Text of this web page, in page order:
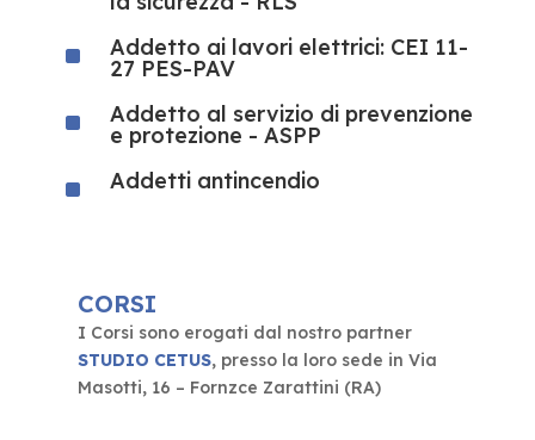
^ Addetto ai lavori elettrici: CEI 11-
27 PES-PAV
^ Addetto al servizio di prevenzione
e protezione - ASPP
^ Addetti antincendio
CORSI
I Corsi sono erogati dal nostro partner
STUDIO CETUS, presso la loro sede in Via
Masotti, 16 – Fornzce Zarattini (RA)